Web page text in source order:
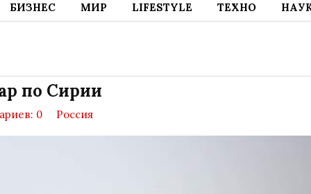
БИЗНЕС МИР LIFESTYLE ТЕХНО
по Сирии
0 Россия